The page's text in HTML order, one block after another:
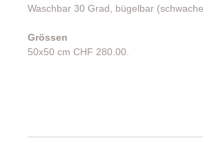
Waschbar 30 Grad, bügelbar
Grössen
50x50 cm CHF 280.00.